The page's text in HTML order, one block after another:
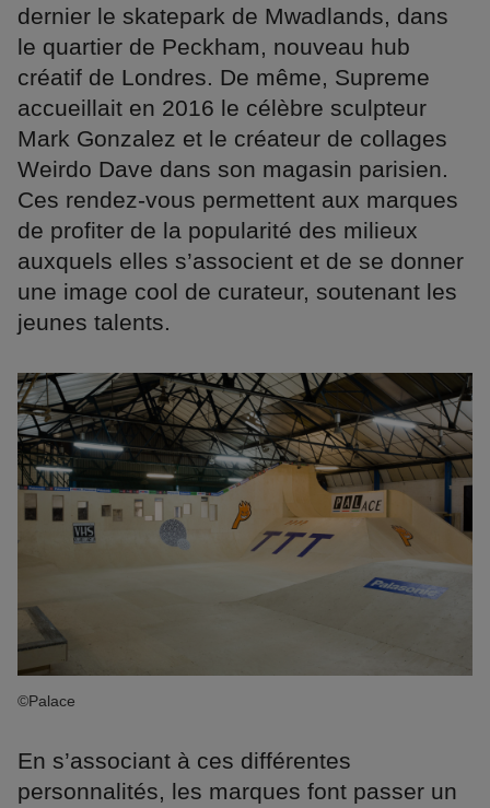
dernier le skatepark de Mwadlands, dans
le quartier de Peckham, nouveau hub
créatif de Londres. De même, Supreme
accueillait en 2016 le célèbre sculpteur
Mark Gonzalez et le créateur de collages
Weirdo Dave dans son magasin parisien.
Ces rendez-vous permettent aux marques
de profiter de la popularité des milieux
auxquels elles s’associent et de se donner
une image cool de curateur, soutenant les
jeunes talents.
©Palace
En s’associant à ces différentes
personnalités, les marques font passer un